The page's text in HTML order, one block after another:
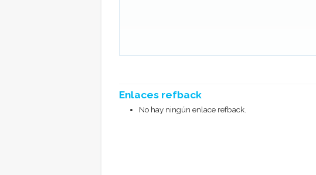
Enlaces refback
No hay ningún enlace refback.